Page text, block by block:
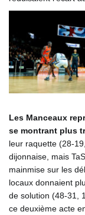
Les Manceaux
se montrant plus
leur raquette (28-
dijonnaise, mais
mainmise sur les
locaux donnaient
de solution (48-31,
ce deuxième acte